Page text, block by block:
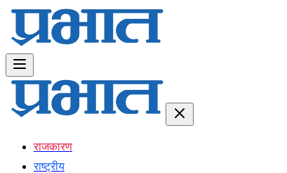
राजकारण
राष्ट्रीय